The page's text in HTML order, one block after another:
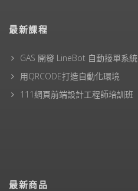
最新課程
GAS 開發 LineBot 自動接單系統
用QRCODE打造自動化環境
111網頁前端設計工程師培訓班
最新商品